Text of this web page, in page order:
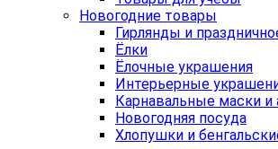
Новогодние товары
Гирлянды и
Ёлки
Ёлочные украшения
Интерьерные
Карнавальные маски и
Новогодняя посуда
Хлопушки и